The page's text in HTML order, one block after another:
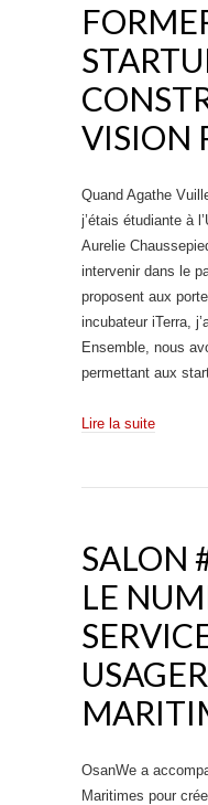
VISION
Quand Agathe
j’étais étudiante à
Aurelie
intervenir dans le
proposent aux
incubateur iTerra,
Ensemble, nous
permettant aux
Lire la suite
SALON
LE
OsanWe a
Maritimes pour